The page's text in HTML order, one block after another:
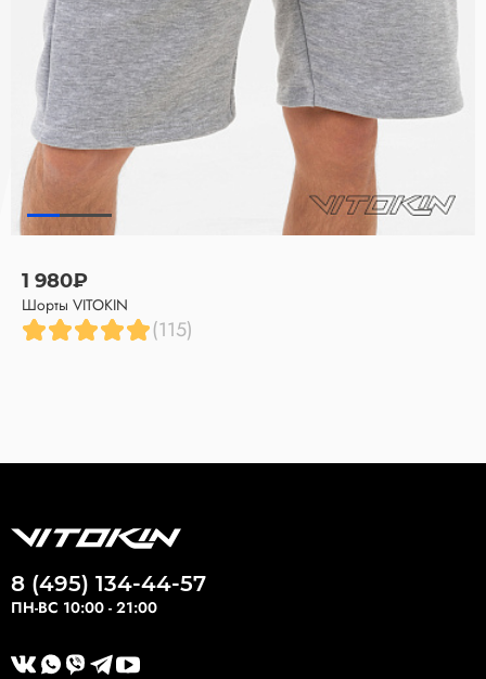
1 980₽
Шорты VITOKIN
(115)
8 (495) 134-44-57
ПН-ВС 10:00 - 21:00